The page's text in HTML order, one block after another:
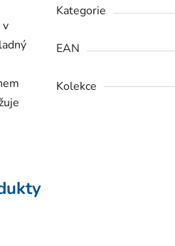
v
Kategorie
EAN
Kolekce